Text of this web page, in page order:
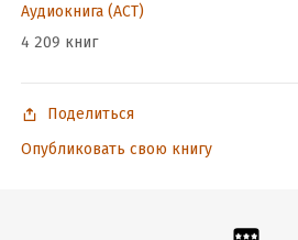
Аудиокнига (АСТ)
4 209 книг
Поделиться
Опубликовать свою книгу